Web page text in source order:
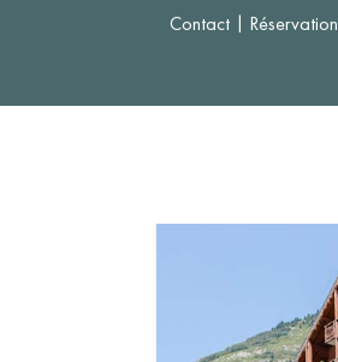
Contact | Réservation